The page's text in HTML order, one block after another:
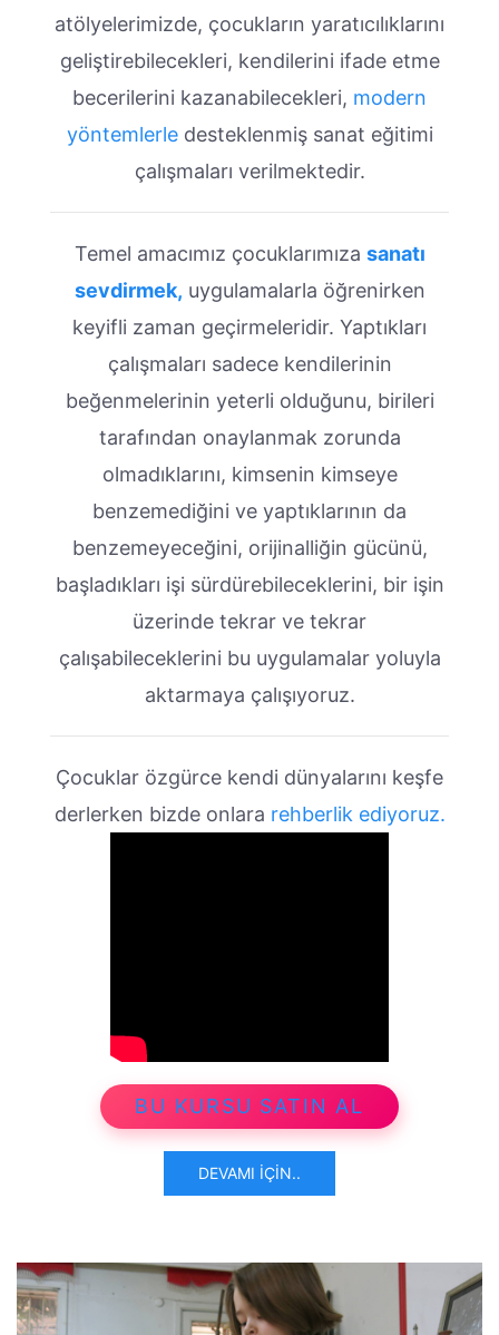
atölyelerimizde, çocukların yaratıcılıklarını
geliştirebilecekleri, kendilerini ifade etme
becerilerini kazanabilecekleri, modern
yöntemlerledesteklenmiş sanat eğitimi
çalışmaları verilmektedir.
Temel amacımız çocuklarımıza sanatı
sevdirmek, uygulamalarla öğrenirken
keyifli zaman geçirmeleridir. Yaptıkları
çalışmaları sadece kendilerinin
beğenmelerinin yeterli olduğunu, birileri
tarafından onaylanmak zorunda
olmadıklarını, kimsenin kimseye
benzemediğini ve yaptıklarının da
benzemeyeceğini, orijinalliğin gücünü,
başladıkları işi sürdürebileceklerini, bir işin
üzerinde tekrar ve tekrar
çalışabileceklerini bu uygulamalar yoluyla
aktarmaya çalışıyoruz.
Çocuklar özgürce kendi dünyalarını keşfe
derlerken bizde onlara rehberlik ediyoruz.
BU KURSU SATIN AL
DEVAMI İÇIN..